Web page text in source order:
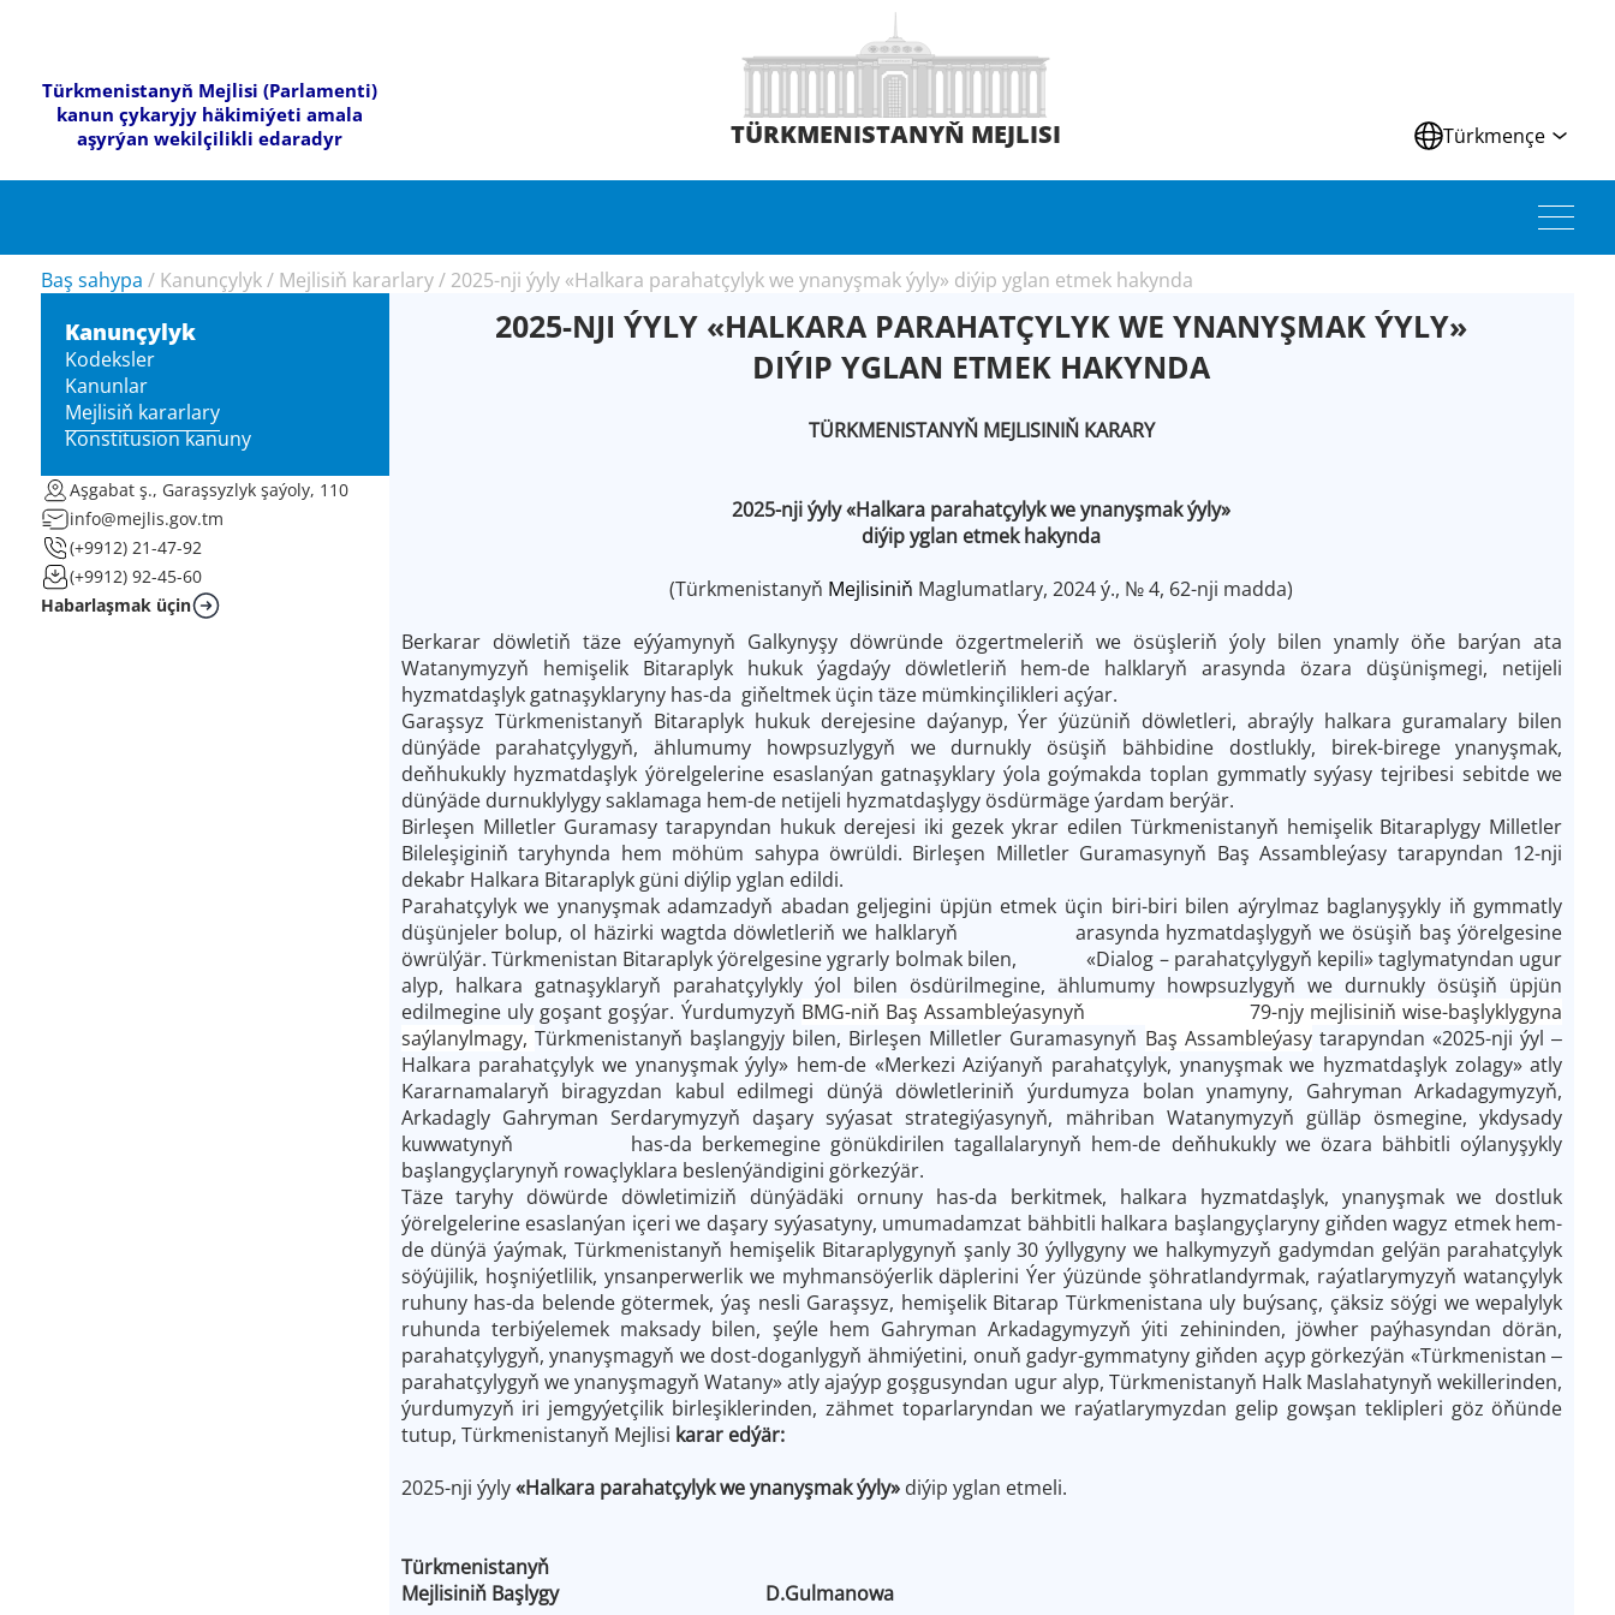
Türkmenistanyň Mejlisi (Parlamenti)
kanun çykaryjy häkimiýeti amala
aşyrýan wekilçilikli edaradyr
TÜRKMENISTANYŇ MEJLISI Türkmençe
Baş sahypa / Kanunçylyk / Mejlisiň kararlary / 2025-nji ýyly «Halkara parahatçylyk we ynanyşmak ýyly» diýip yglan etmek hakynda
Kanunçylyk
Kodeksler
Kanunlar
Mejlisiň kararlary
Konstitusion kanuny
Aşgabat ş., Garaşsyzlyk şaýoly, 110
info@mejlis.gov.tm
(+9912) 21-47-92
(+9912) 92-45-60
Habarlaşmak üçin
2025-NJI ÝYLY «HALKARA PARAHATÇYLYK WE YNANYŞMAK ÝYLY»
DIÝIP YGLAN ETMEK HAKYNDA
TÜRKMENISTANYŇ MEJLISINIŇ KARARY
2025-nji ýyly «Halkara parahatçylyk we ynanyşmak ýyly»
diýip yglan etmek hakynda
(Türkmenistanyň Mejlisiniň Maglumatlary, 2024 ý., № 4, 62-nji madda)
Berkarar döwletiň täze eýýamynyň Galkynyşy döwründe özgertmeleriň we ösüşleriň ýoly bilen ynamly öňe barýan ata
Watanymyzyň hemişelik Bitaraplyk hukuk ýagdaýy döwletleriň hem-de halklaryň arasynda özara düşünişmegi, netijeli
hyzmatdaşlyk gatnaşyklaryny has-da giňeltmek üçin täze mümkinçilikleri açýar.
Garaşsyz Türkmenistanyň Bitaraplyk hukuk derejesine daýanyp, Ýer ýüzüniň döwletleri, abraýly halkara guramalary bilen
dünýäde parahatçylygyň, ählumumy howpsuzlygyň we durnukly ösüşiň bähbidine dostlukly, birek-birege ynanyşmak,
deňhukukly hyzmatdaşlyk ýörelgelerine esaslanýan gatnaşyklary ýola goýmakda toplan gymmatly syýasy tejribesi sebitde we
dünýäde durnuklylygy saklamaga hem-de netijeli hyzmatdaşlygy ösdürmäge ýardam berýär.
Birleşen Milletler Guramasy tarapyndan hukuk derejesi iki gezek ykrar edilen Türkmenistanyň hemişelik Bitaraplygy Milletler
Bileleşiginiň taryhynda hem möhüm sahypa öwrüldi. Birleşen Milletler Guramasynyň Baş Assambleýasy tarapyndan 12-nji
dekabr Halkara Bitaraplyk güni diýlip yglan edildi.
Parahatçylyk we ynanyşmak adamzadyň abadan geljegini üpjün etmek üçin biri-biri bilen aýrylmaz baglanyşykly iň gymmatly
düşünjeler bolup, ol häzirki wagtda döwletleriň we halklaryň arasynda hyzmatdaşlygyň we ösüşiň baş ýörelgesine
öwrülýär. Türkmenistan Bitaraplyk ýörelgesine ygrarly bolmak bilen, «Dialog – parahatçylygyň kepili» taglymatyndan ugur
alyp, halkara gatnaşyklaryň parahatçylykly ýol bilen ösdürilmegine, ählumumy howpsuzlygyň we durnukly ösüşiň üpjün
edilmegine uly goşant goşýar. Ýurdumyzyň BMG-niň Baş Assambleýasynyň 79-njy mejlisiniň wise-başlyklygyna
saýlanylmagy, Türkmenistanyň başlangyjy bilen, Birleşen Milletler Guramasynyň Baş Assambleýasytarapyndan «2025-nji ýyl ‒
Halkara parahatçylyk we ynanyşmak ýyly» hem-de «Merkezi Aziýanyň parahatçylyk, ynanyşmak we hyzmatdaşlyk zolagy» atly
Kararnamalaryň biragyzdan kabul edilmegi dünýä döwletleriniň ýurdumyza bolan ynamyny, Gahryman Arkadagymyzyň,
Arkadagly Gahryman Serdarymyzyň daşary syýasat strategiýasynyň, mähriban Watanymyzyň gülläp ösmegine, ykdysady
kuwwatynyň has-da berkemegine gönükdirilen tagallalarynyň hem-de deňhukukly we özara bähbitli oýlanyşykly
başlangyçlarynyň rowaçlyklara beslenýändigini görkezýär.
Täze taryhy döwürde döwletimiziň dünýädäki ornuny has-da berkitmek, halkara hyzmatdaşlyk, ynanyşmak we dostluk
ýörelgelerine esaslanýan içeri we daşary syýasatyny, umumadamzat bähbitli halkara başlangyçlaryny giňden wagyz etmek hem-
de dünýä ýaýmak, Türkmenistanyň hemişelik Bitaraplygynyň şanly 30 ýyllygyny we halkymyzyň gadymdan gelýän parahatçylyk
söýüjilik, hoşniýetlilik, ynsanperwerlik we myhmansöýerlik däplerini Ýer ýüzünde şöhratlandyrmak, raýatlarymyzyň watançylyk
ruhuny has-da belende götermek, ýaş nesli Garaşsyz, hemişelik Bitarap Türkmenistana uly buýsanç, çäksiz söýgi we wepalylyk
ruhunda terbiýelemek maksady bilen, şeýle hem Gahryman Arkadagymyzyň ýiti zehininden, jöwher paýhasyndan dörän,
parahatçylygyň, ynanyşmagyň we dost-doganlygyň ähmiýetini, onuň gadyr-gymmatyny giňden açyp görkezýän «Türkmenistan ‒
parahatçylygyň we ynanyşmagyň Watany» atly ajaýyp goşgusyndan ugur alyp, Türkmenistanyň Halk Maslahatynyň wekillerinden,
ýurdumyzyň iri jemgyýetçilik birleşiklerinden, zähmet toparlaryndan we raýatlarymyzdan gelip gowşan teklipleri göz öňünde
tutup, Türkmenistanyň Mejlisi karar edýär:
2025-nji ýyly«Halkara parahatçylyk we ynanyşmak ýyly»diýip yglan etmeli.
Türkmenistanyň
Mejlisiniň Başlygy D.Gulmanowa